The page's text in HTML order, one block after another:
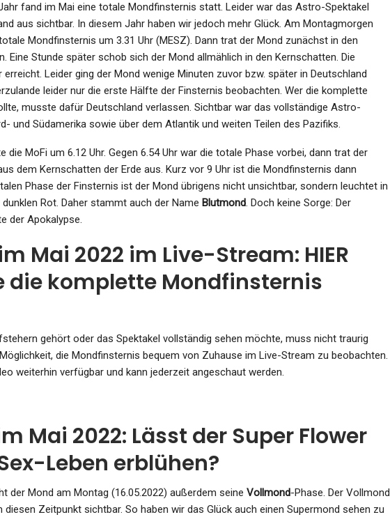
fand im Mai eine totale Mondfinsternis statt. Leider war das Astro-Spektakel
aus sichtbar. In diesem Jahr haben wir jedoch mehr Glück. Am Montagmorgen
Mondfinsternis um 3.31 Uhr (MESZ). Dann trat der Mond zunächst in den
Eine Stunde später schob sich der Mond allmählich in den Kernschatten. Die
Leider ging der Mond wenige Minuten zuvor bzw. später in Deutschland
leider nur die erste Hälfte der Finsternis beobachten. Wer die komplette
musste dafür Deutschland verlassen. Sichtbar war das vollständige Astro-
und Südamerika sowie über dem Atlantik und weiten Teilen des Pazifiks.
die MoFi um 6.12 Uhr. Gegen 6.54 Uhr war die totale Phase vorbei, dann trat der
dem Kernschatten der Erde aus. Kurz vor 9 Uhr ist die Mondfinsternis dann
Phase der Finsternis ist der Mond übrigens nicht unsichtbar, sondern leuchtet in
Rot. Daher stammt auch der Name Blutmond. Doch keine Sorge: Der
der Apokalypse.
Mai 2022 im Live-Stream: HIER
die komplette Mondfinsternis
gehört oder das Spektakel vollständig sehen möchte, muss nicht traurig
die Mondfinsternis bequem von Zuhause im Live-Stream zu beobachten.
weiterhin verfügbar und kann jederzeit angeschaut werden.
Mai 2022: Lässt der Super Flower
Leben erblühen?
der Mond am Montag (16.05.2022) außerdem seine Vollmond-Phase. Der Vollmond
diesen Zeitpunkt sichtbar. So haben wir das Glück auch einen Supermond sehen zu
SPORT
Im Ally Pally:
Kleine Pfeile
Dec 28, 2024
KULTUR
– Der „Große…
Oct 29, 2023
GESUNDHEIT
Brutale Tierquälerei In Berlin:
Auf Öffentlichen Plätzen!…
Admin Nov 2, 2023
SPORT
Lionel Messi Ist Nach…
Admin Jun 22, 2026